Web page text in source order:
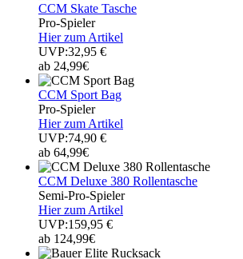
CCM Skate Tasche
Pro-Spieler
Hier zum Artikel
UVP:32,95 €
ab 24,99€
CCM Sport Bag
Pro-Spieler
Hier zum Artikel
UVP:74,90 €
ab 64,99€
CCM Deluxe 380 Rollentasche
Semi-Pro-Spieler
Hier zum Artikel
UVP:159,95 €
ab 124,99€